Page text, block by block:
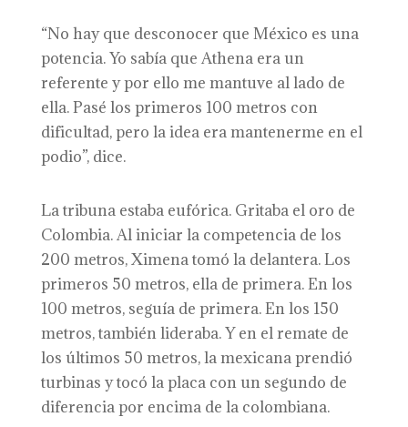
“No hay que desconocer que México es una
potencia. Yo sabía que Athena era un
referente y por ello me mantuve al lado de
ella. Pasé los primeros 100 metros con
dificultad, pero la idea era mantenerme en el
podio”, dice.
La tribuna estaba eufórica. Gritaba el oro de
Colombia. Al iniciar la competencia de los
200 metros, Ximena tomó la delantera. Los
primeros 50 metros, ella de primera. En los
100 metros, seguía de primera. En los 150
metros, también lideraba. Y en el remate de
los últimos 50 metros, la mexicana prendió
turbinas y tocó la placa con un segundo de
diferencia por encima de la colombiana.